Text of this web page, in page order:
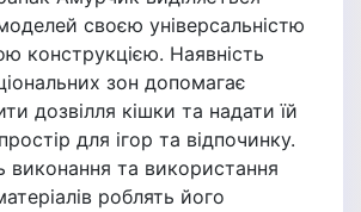
своєю універсальністю
конструкцією. Наявність
зон допомагає
дозвілля кішки та надати їй
для ігор та відпочинку.
виконання та використання
роблять його